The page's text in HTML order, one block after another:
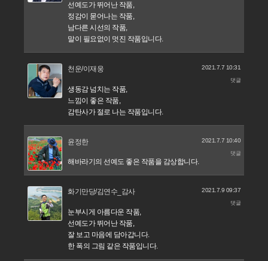
선예도가 뛰어난 작품,
정감이 묻어나는 작품,
남다른 시선의 작품,
말이 필요없이 멋진 작품입니다.
천운/이재웅 2021.7.7 10:31
댓글
생동감 넘치는 작품,
느낌이 좋은 작품,
감탄사가 절로 나는 작품입니다.
윤정한 2021.7.7 10:40
댓글
해바라기의 선예도 좋은 작품을 감상합니다.
화기만당/김연수_감사 2021.7.9 09:37
댓글
눈부시게 아름다운 작품,
선예도가 뛰어난 작품,
잘 보고 마음에 담아갑니다.
한 폭의 그림 같은 작품입니다.